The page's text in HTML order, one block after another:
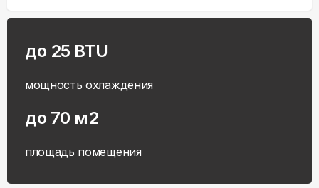
до 25 BTU
мощность охлаждения
до 70 м2
площадь помещения